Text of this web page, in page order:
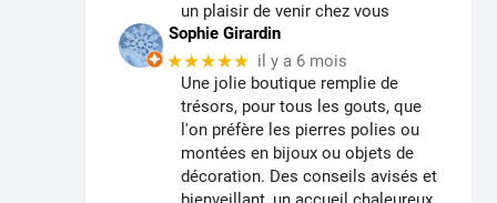
un plaisir de venir chez vous
Sophie Girardin
★★★★★ il y a 6 mois
Une jolie boutique remplie de
trésors, pour tous les gouts, que
l'on préfère les pierres polies ou
montées en bijoux ou objets de
décoration. Des conseils avisés et